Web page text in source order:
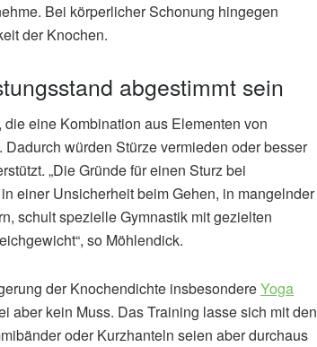
Bei körperlicher Schonung hingegen
der Knochen.
abgestimmt sein
eine Kombination aus Elementen von
würden Stürze vermieden oder besser
„Die Gründe für einen Sturz bei
einer Unsicherheit beim Gehen, in mangelnder
schult spezielle Gymnastik mit gezielten
so Möhlendick.
der Knochendichte insbesondereYoga
aber kein Muss. Das Training lasse sich mit den
oder Kurzhanteln seien aber durchaus